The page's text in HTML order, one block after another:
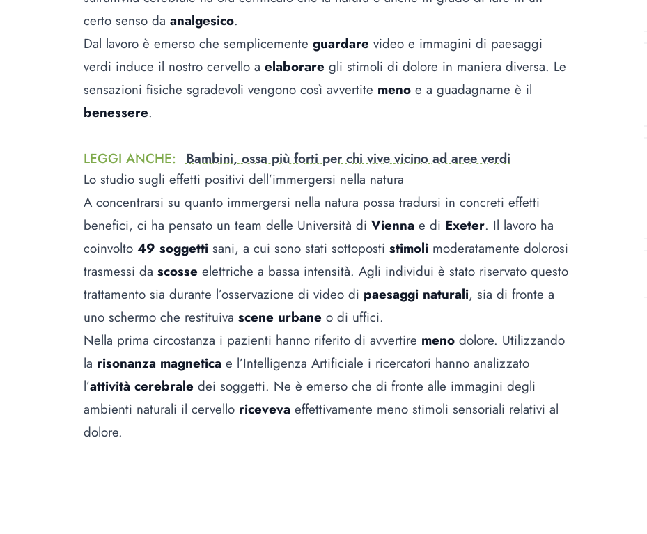
certo senso da analgesico.
Dal lavoro è emerso che semplicemente guardare video e immagini di paesaggi
verdi induce il nostro cervello a elaborare gli stimoli di dolore in maniera diversa. Le
sensazioni fisiche sgradevoli vengono così avvertite meno e a guadagnarne è il
benessere.
LEGGI ANCHE: Bambini, ossa più forti per chi vive vicino ad aree verdi
Lo studio sugli effetti positivi dell’immergersi nella natura
A concentrarsi su quanto immergersi nella natura possa tradursi in concreti effetti
benefici, ci ha pensato un team delle Università di Vienna e di Exeter. Il lavoro ha
coinvolto 49 soggetti sani, a cui sono stati sottoposti stimoli moderatamente dolorosi
trasmessi da scosse elettriche a bassa intensità. Agli individui è stato riservato questo
trattamento sia durante l’osservazione di video di paesaggi naturali, sia di fronte a
uno schermo che restituiva scene urbane o di uffici.
Nella prima circostanza i pazienti hanno riferito di avvertire meno dolore. Utilizzando
la risonanza magnetica e l’Intelligenza Artificiale i ricercatori hanno analizzato
l’attività cerebrale dei soggetti. Ne è emerso che di fronte alle immagini degli
ambienti naturali il cervello riceveva effettivamente meno stimoli sensoriali relativi al
dolore.